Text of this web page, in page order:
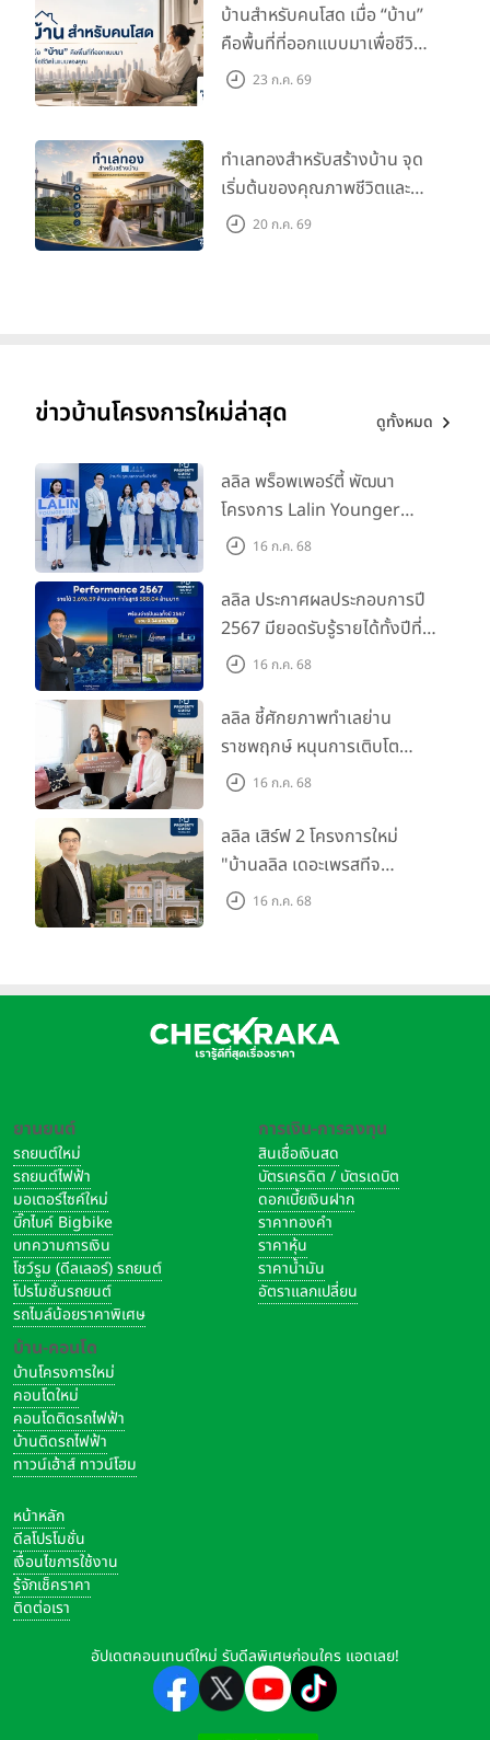
บ้านสำหรับคนโสด เมื่อ “บ้าน”
คือพื้นที่ที่ออกแบบมาเพื่อชีวิต
ในแบบของคุณ
23 ก.ค. 69
ทำเลทองสำหรับสร้างบ้าน จุด
เริ่มต้นของคุณภาพชีวิตและ
มูลค่าในอนาคต
20 ก.ค. 69
ข่าวบ้านโครงการใหม่ล่าสุด ดูทั้งหมด
ลลิล พร็อพเพอร์ตี้ พัฒนา
โครงการ Lalin Younger
Club ส่งเสริมผู้นำรุ่นใหม่
16 ก.ค. 68
ลลิล ประกาศผลประกอบการปี
2567 มียอดรับรู้รายได้ทั้งปีที่
3,696.59 ล้านบาท กำไรสุทธิ
ปันผลทั้งปี 2567 รวม 0.34
บาท/หุ้น
16 ก.ค. 68
ลลิล ชี้ศักยภาพทำเลย่าน
ราชพฤกษ์ หนุนการเติบโต
ตลาดที่อยู่อาศัย พร้อมเปิดตัว
ราชพฤกษ์-345" มูลค่า 600
ลบ.
16 ก.ค. 68
ลลิล เสิร์ฟ 2 โครงการใหม่
"บ้านลลิล เดอะเพรสทีจ
ราชบุรี" และ "ไลโอ ราชบุรี"
16 ก.ค. 68
ยานยนต์
รถยนต์ใหม่
รถยนต์ไฟฟ้า
มอเตอร์ไซค์ใหม่
บิ๊กไบค์ Bigbike
บทความการเงิน
โชว์รูม (ดีลเลอร์) รถยนต์
โปรโมชั่นรถยนต์
รถไมล์น้อยราคาพิเศษ
บ้าน-คอนโด
บ้านโครงการใหม่
คอนโดใหม่
คอนโดติดรถไฟฟ้า
บ้านติดรถไฟฟ้า
ทาวน์เฮ้าส์ ทาวน์โฮม
การเงิน-การลงทุน
สินเชื่อเงินสด
บัตรเครดิต / บัตรเดบิต
ดอกเบี้ยเงินฝาก
ราคาทองคำ
ราคาหุ้น
ราคาน้ำมัน
อัตราแลกเปลี่ยน
หน้าหลัก
ดีลโปรโมชั่น
เงื่อนไขการใช้งาน
รู้จักเช็คราคา
ติดต่อเรา
อัปเดตคอนเทนต์ใหม่ รับดีลพิเศษก่อนใคร แอดเลย!